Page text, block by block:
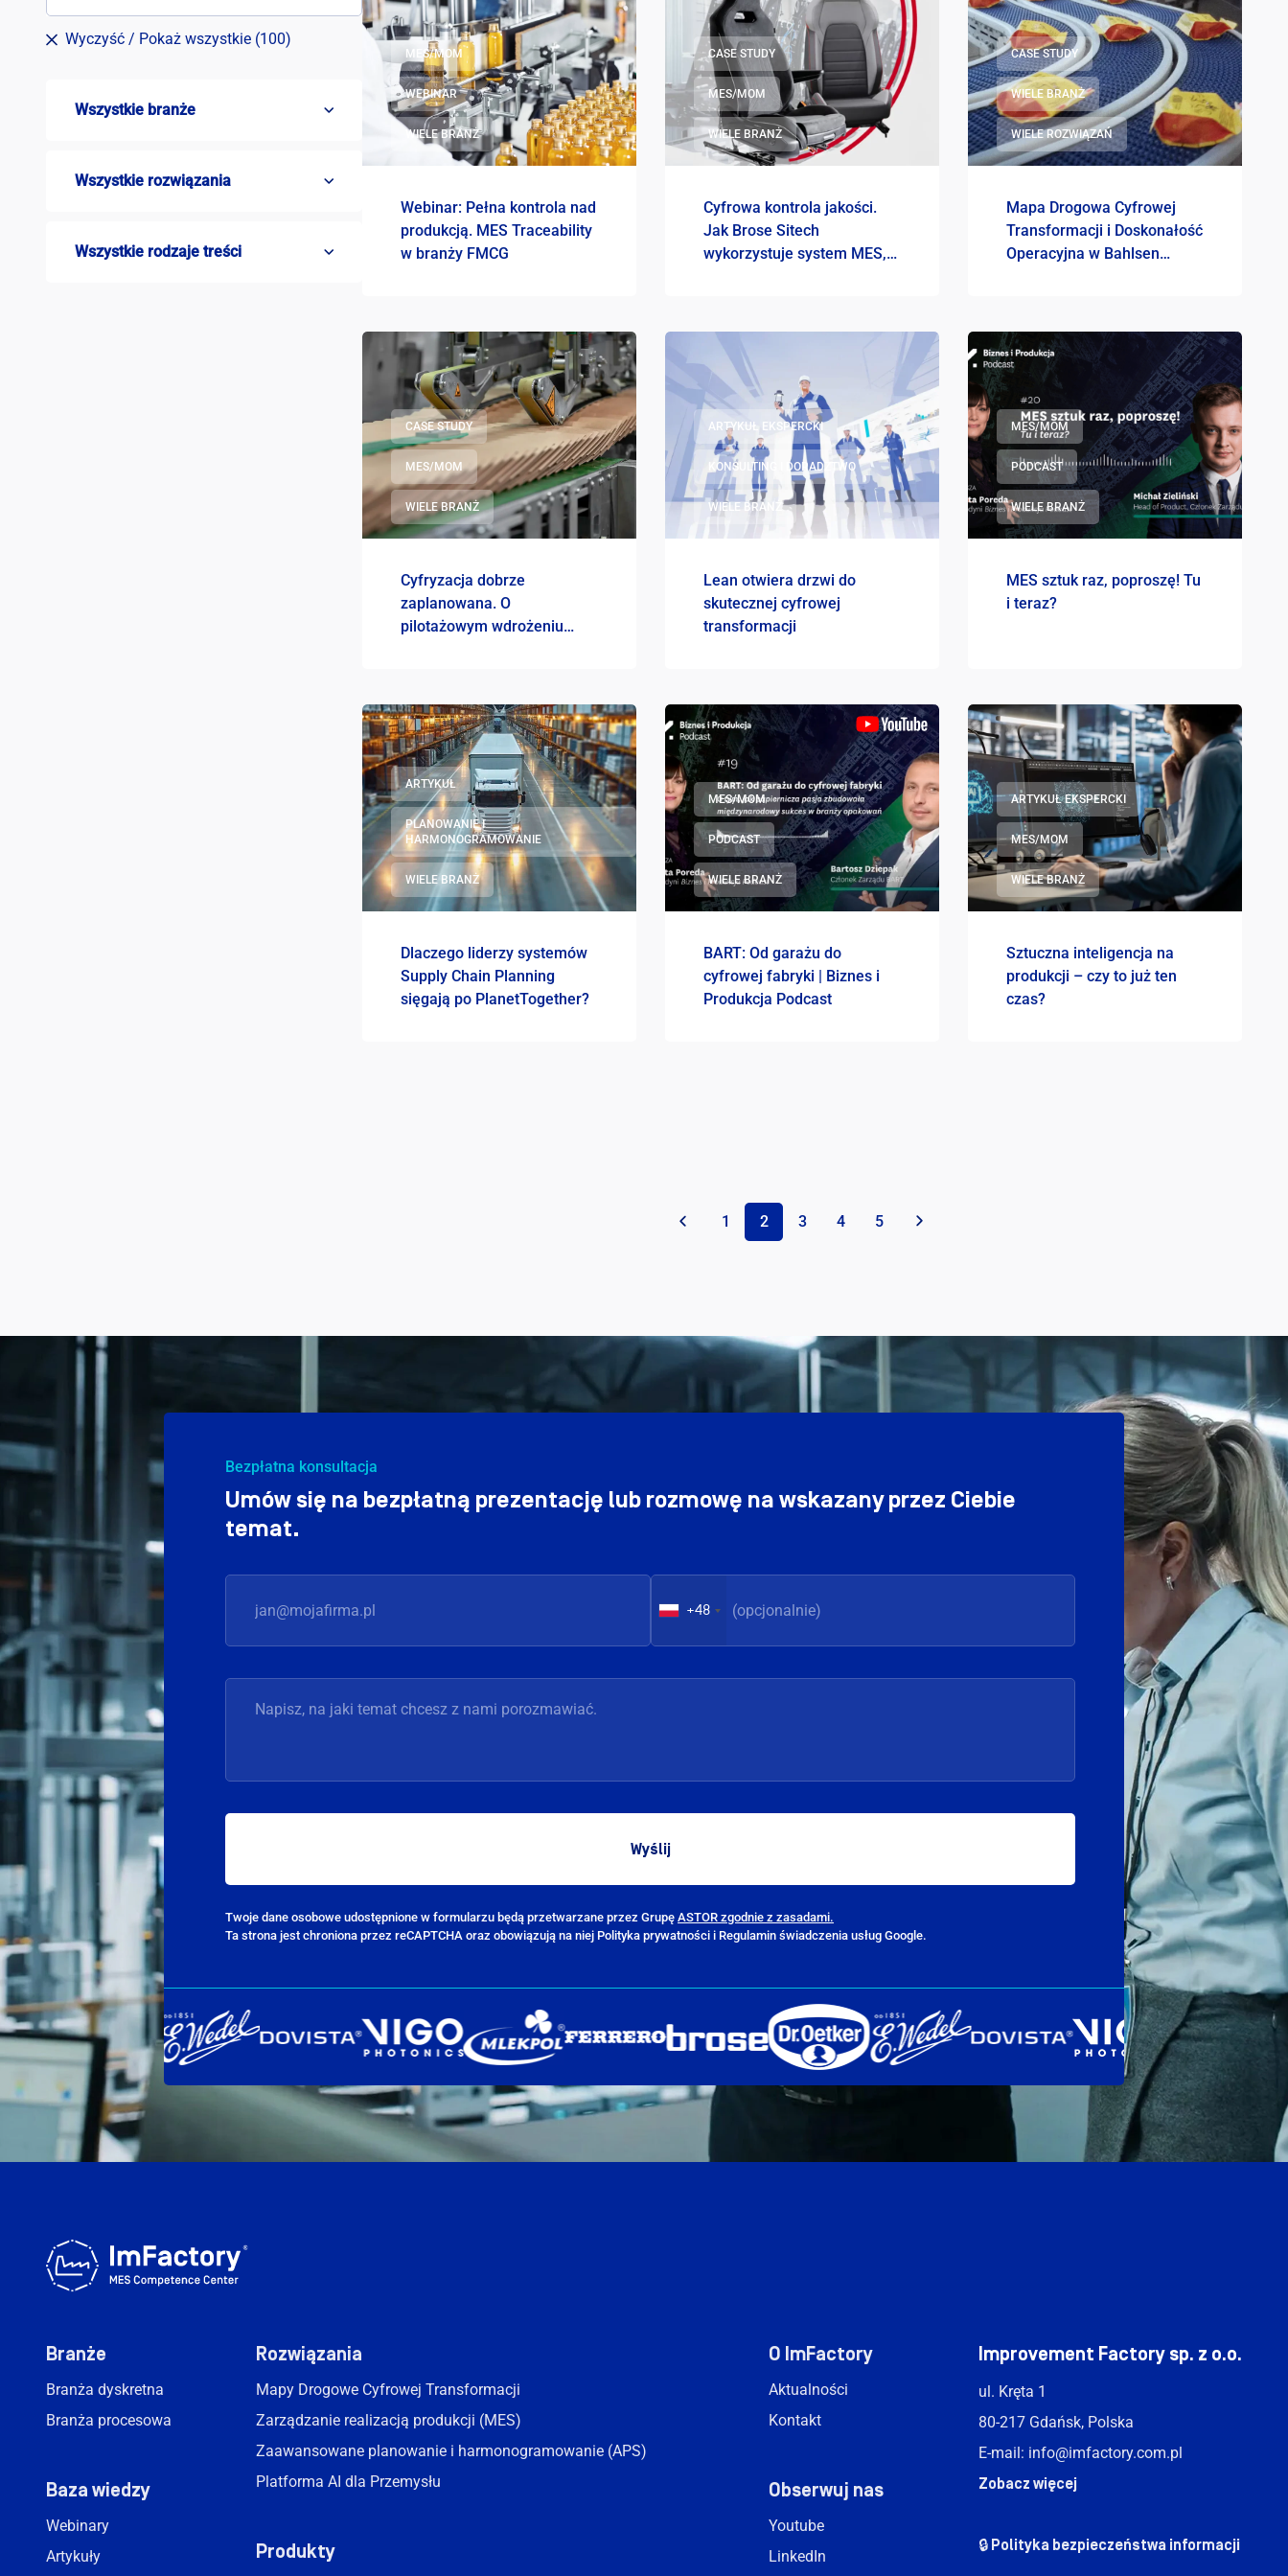
D
Wyczyść / Pokaż wszystkie (100)
Wszystkie branże
Wszystkie rozwiązania
Wszystkie rodzaje treści
MES/MOM
WEBINAR
WIELE BRANŻ
Webinar: Pełna kontrola nad
produkcją. MES Traceability
w branży FMCG
CASE STUDY
MES/MOM
WIELE BRANŻ
Cyfrowa kontrola jakości.
Jak Brose Sitech
wykorzystuje system MES,
CASE STUDY
WIELE BRANŻ
WIELE ROZWIĄZAŃ
Mapa Drogowa Cyfrowej
Transformacji i Doskonałość
Operacyjna w Bahlsen
CASE STUDY
MES/MOM
WIELE BRANŻ
Cyfryzacja dobrze
zaplanowana. O
pilotażowym wdrożeniu
ARTYKUŁ EKSPERCKI
KONSULTING I DORADZTWO
WIELE BRANŻ
Lean otwiera drzwi do
skutecznej cyfrowej
transformacji
MES/MOM
PODCAST
WIELE BRANŻ
MES sztuk raz, poproszę! Tu
i teraz?
ARTYKUŁ
PLANOWANIE I
HARMONOGRAMOWANIE
WIELE BRANŻ
Dlaczego liderzy systemów
Supply Chain Planning
sięgają po PlanetTogether?
MES/MOM
PODCAST
WIELE BRANŻ
BART: Od garażu do
cyfrowej fabryki | Biznes i
Produkcja Podcast
ARTYKUŁ EKSPERCKI
MES/MOM
WIELE BRANŻ
Sztuczna inteligencja na
produkcji – czy to już ten
czas?
« 1 2 3 4 5 »
Bezpłatna konsultacja
Umów się na bezpłatną prezentację lub rozmowę na wskazany przez Ciebie
temat.
+48
Twoje dane osobowe udostępnione w formularzu będą przetwarzane przez Grupę ASTOR zgodnie z zasadami.
Ta strona jest chroniona przez reCAPTCHA oraz obowiązują na niej Polityka prywatności i Regulamin świadczenia usług Google.
Branże
Branża dyskretna
Branża procesowa
Baza wiedzy
Webinary
Artykuły
Rozwiązania
Mapy Drogowe Cyfrowej Transformacji
Zarządzanie realizacją produkcji (MES)
Zaawansowane planowanie i harmonogramowanie (APS)
Platforma AI dla Przemysłu
Produkty
O ImFactory
Aktualności
Kontakt
Obserwuj nas
Youtube
LinkedIn
Improvement Factory sp. z o.o.
ul. Kręta 1
80-217 Gdańsk, Polska
E-mail: info@imfactory.com.pl
Zobacz więcej
🔒 Polityka bezpieczeństwa informacji